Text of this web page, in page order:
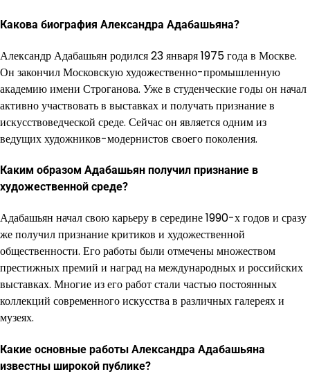
Какова биография Александра Адабашьяна?
Александр Адабашьян родился 23 января 1975 года в Москве.
Он закончил Московскую художественно-промышленную
академию имени Строганова. Уже в студенческие годы он начал
активно участвовать в выставках и получать признание в
искусствоведческой среде. Сейчас он является одним из
ведущих художников-модернистов своего поколения.
Каким образом Адабашьян получил признание в
художественной среде?
Адабашьян начал свою карьеру в середине 1990-х годов и сразу
же получил признание критиков и художественной
общественности. Его работы были отмечены множеством
престижных премий и наград на международных и российских
выставках. Многие из его работ стали частью постоянных
коллекций современного искусства в различных галереях и
музеях.
Какие основные работы Александра Адабашьяна
известны широкой публике?